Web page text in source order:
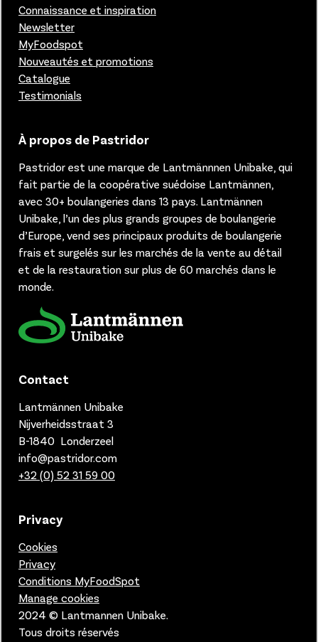
Connaissance et inspiration
Newsletter
MyFoodspot
Nouveautés et promotions
Catalogue
Testimonials
À propos de Pastridor
Pastridor est une marque de Lantmännnen Unibake, qui
fait partie de la coopérative suédoise Lantmännen,
avec 30+ boulangeries dans 13 pays. Lantmännen
Unibake, l’un des plus grands groupes de boulangerie
d’Europe, vend ses principaux produits de boulangerie
frais et surgelés sur les marchés de la vente au détail
et de la restauration sur plus de 60 marchés dans le
monde.
Contact
Lantmännen Unibake
Nijverheidsstraat 3
B-1840 Londerzeel
info@pastridor.com
+32 (0) 52 31 59 00
Privacy
Cookies
Privacy
Conditions MyFoodSpot
Manage cookies
2024 © Lantmannen Unibake.
Tous droits réservés